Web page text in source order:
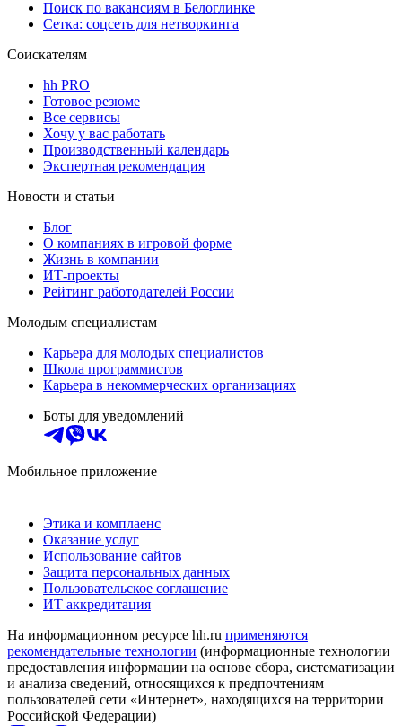
Поиск по вакансиям в Белоглинке
Сетка: соцсеть для нетворкинга
Соискателям
hh PRO
Готовое резюме
Все сервисы
Хочу у вас работать
Производственный календарь
Экспертная рекомендация
Новости и статьи
Блог
О компаниях в игровой форме
Жизнь в компании
ИТ-проекты
Рейтинг работодателей России
Молодым специалистам
Карьера для молодых специалистов
Школа программистов
Карьера в некоммерческих организациях
Боты для уведомлений
Мобильное приложение
Этика и комплаенс
Оказание услуг
Использование сайтов
Защита персональных данных
Пользовательское соглашение
ИТ аккредитация
На информационном ресурсе hh.ru применяются
рекомендательные технологии (информационные технологии
предоставления информации на основе сбора, систематизации
и анализа сведений, относящихся к предпочтениям
пользователей сети «Интернет», находящихся на территории
Российской Федерации)